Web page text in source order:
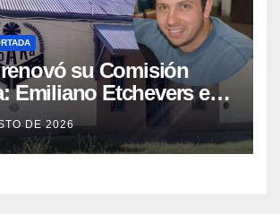
su Comisión
Emiliano Etchevers es
Presidente de la entidad
DE 2026